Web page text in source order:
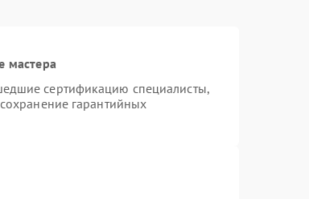
мастера
сертификацию специалисты,
гарантийных